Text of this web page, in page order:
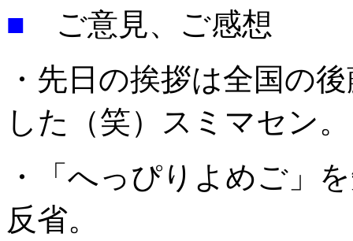
■ ご意見、ご感想
・先日の挨拶は全国の
した（笑）スミマセン。
・「へっぴりよめご」
反省。